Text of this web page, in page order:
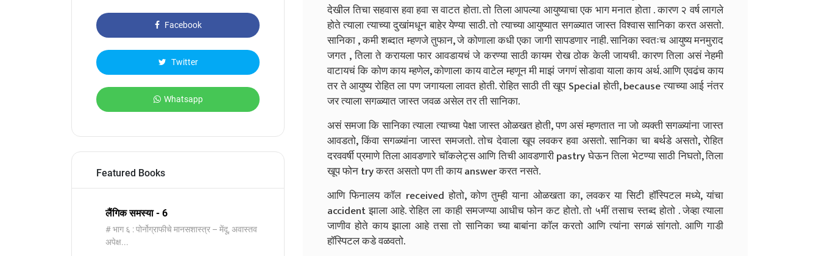
Facebook
Twitter
Whatsapp
Featured Books
लैंगिक समस्या - 6
# भाग ६ : पोर्नोग्राफीचे मानसशास्त्र – मेंदू, अवास्तव
अपेक्ष...
देखील तिचा सहवास हवा हवा स वाटत होता. तो तिला आपल्या आयुष्याचा एक भाग मनात होता . कारण २ वर्ष लागले
होते त्याला त्याच्या दुखांमधून बाहेर येण्या साठी. तो त्याच्या आयुष्यात सगळ्यात जास्त विश्वास सानिका करत असतो.
सानिका , कमी शब्दात म्हणजे तुफान, जे कोणाला कधी एका जागी सापडणार नाही. सानिका स्वतःच आयुष्य मनमुराद
जगत , तिला ते करायला फार आवडायचं जे करण्या साठी कायम रोख ठोक केली जायची. कारण तिला असं नेहमी
वाटायचं कि कोण काय म्हणेल, कोणाला काय वाटेल म्हणून मी माझं जगणं सोडावा याला काय अर्थ. आणि एवढंच काय
तर ते आयुष्य रोहित ला पण जगायला लावत होती. रोहित साठी ती खूप Special होती, because त्याच्या आई नंतर
जर त्याला सगळ्यात जास्त जवळ असेल तर ती सानिका.
असं समजा कि सानिका त्याला त्याच्या पेक्षा जास्त ओळखत होती, पण असं म्हणतात ना जो व्यक्ती सगळ्यांना जास्त
आवडतो, किंवा सगळ्यांना जास्त समजतो. तोच देवाला खूप लवकर हवा असतो. सानिका चा बर्थडे असतो, रोहित
दरववर्षी प्रमाणे तिला आवडणारे चॉकलेट्स आणि तिची आवडणारी pastry घेऊन तिला भेटण्या साठी निघतो, तिला
खूप फोन try करत असतो पण ती काय answer करत नसते.
आणि फिनालय कॉल received होतो, कोण तुम्ही याना ओळखता का, लवकर या सिटी हॉस्पिटल मध्ये, यांचा
accident झाला आहे. रोहित ला काही समजण्या आधीच फोन कट होतो. तो ५मीं तसाच स्तब्द होतो . जेव्हा त्याला
जाणीव होते काय झाला आहे तसा तो सानिका च्या बाबांना कॉल करतो आणि त्यांना सगळं सांगतो. आणि गाडी
हॉस्पिटल कडे वळवतो.